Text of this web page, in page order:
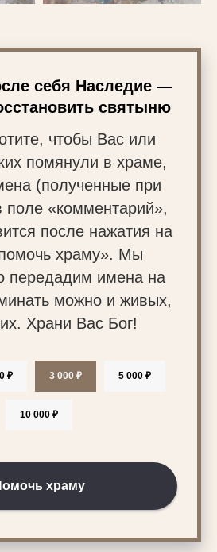
себя Наследие —
святыню
чтобы Вас или
помянули в храме,
(полученные при
поле «комментарий»,
после нажатия на
храму». Мы
передадим имена на
можно и живых,
Храни Вас Бог!
₽ 3 000 ₽ 5 000 ₽
10 000 ₽
храму